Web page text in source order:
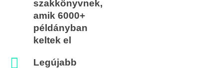
szakkönyvnek,
amik 6000+
példányban
keltek el
Legújabb